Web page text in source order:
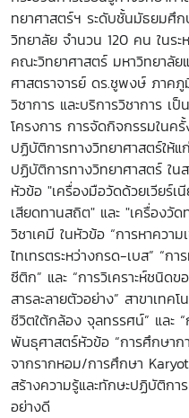
ทยาศาสตร์ฯ ระดับชั้นมัธยมศึ
วิทยาลัย จำนวน 120 คน ในร
คณะวิทยาศาสตร์ มหาวิทยาลัย
ศาสตราจารย์ ดร.ชูพงษ์ ภาค
วิชาการ และบริการวิชาการ เ
โครงการ การจัดกิจกรรมในค
ปฏิบัติการทางวิทยาศาสตร์ให้
ปฏิบัติการทางวิทยาศาสตร์ ใน
หัวข้อ "เครื่องมือวัดด้วยเวียร์เ
เสียดทานสถิต" และ "เครื่องวั
วิชาเคมี ในหัวข้อ “การหาควา
ไทเทรตระหว่างกรด-เบส” “ก
ซีติก” และ “การวิเคราะห์ชนิด
สารละลายตัวอย่าง” สาขาเทค
ชีวิตใต้กล้อง จุลทรรศน์” และ “
พันธุศาสตร์หัวข้อ “การศึกษาก
จากรากหอม/การศึกษา
สร้างความรู้และทักษะปฏิบัติกา
อย่างดี